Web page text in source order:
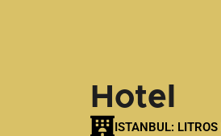
Hotel
ISTANBUL: